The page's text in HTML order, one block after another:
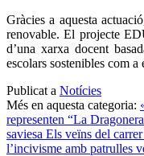
Gràcies a aquesta
renovable. El projecte
d’una xarxa docent
escolars sostenibles com a
Publicat a Notícies
Més en aquesta categoria:
representen “La
saviesa Els veïns del
l’incivisme amb patrulles